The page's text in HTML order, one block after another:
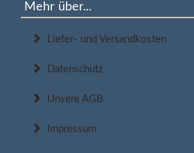
Mehr über...
Liefer- und Versandkosten
Datenschutz
Unsere AGB
Impressum